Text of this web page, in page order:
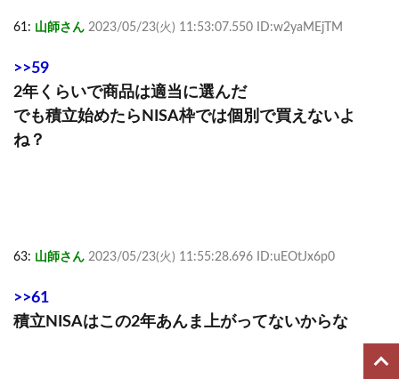
61: 山師さん 2023/05/23(火) 11:53:07.550 ID:w2yaMEjTM
>>59
2年くらいで商品は適当に選んだ
でも積立始めたらNISA枠では個別で買えないよ
ね？
63: 山師さん 2023/05/23(火) 11:55:28.696 ID:uEOtJx6p0
>>61
積立NISAはこの2年あんま上がってないからな